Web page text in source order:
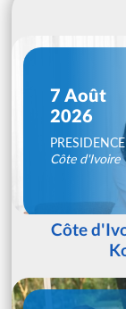
7 Août
2026
Côte d'Ivoire
Côte